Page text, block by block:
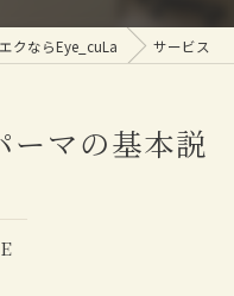
クならEye_cuLa サービス
ーマの基本説